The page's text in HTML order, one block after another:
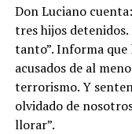
Don Luciano
tres hijos
tanto”. Informa que
acusados de al
terrorismo. Y
olvidado de
llorar”.